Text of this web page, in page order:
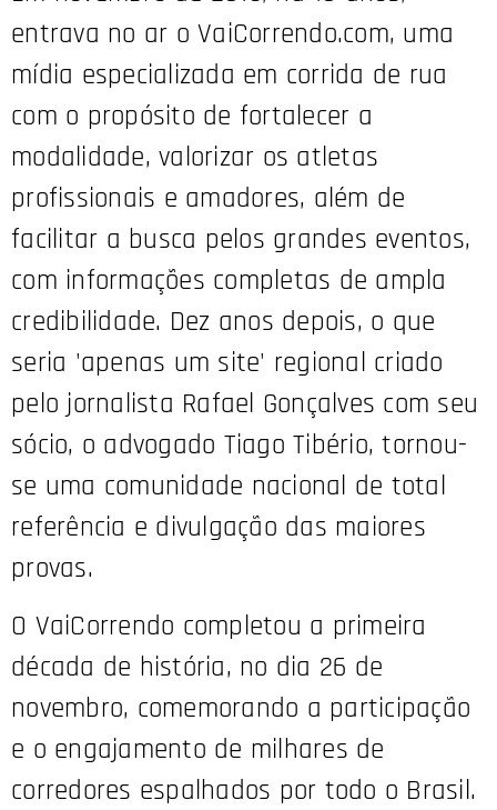
entrava no ar o VaiCorrendo.com, uma
mídia especializada em corrida de rua
com o propósito de fortalecer a
modalidade, valorizar os atletas
profissionais e amadores, além de
facilitar a busca pelos grandes eventos,
com informações completas de ampla
credibilidade. Dez anos depois, o que
seria 'apenas um site' regional criado
pelo jornalista Rafael Gonçalves com seu
sócio, o advogado Tiago Tibério, tornou-
se uma comunidade nacional de total
referência e divulgação das maiores
provas.
O VaiCorrendo completou a primeira
década de história, no dia 26 de
novembro, comemorando a participação
e o engajamento de milhares de
corredores espalhados por todo o Brasil.